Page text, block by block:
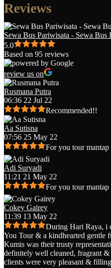
Reviews
Sewa Bus Pariwisata - Sewa
5.0
Based on 95 reviews
review us on
Rusmana Putra
06:36 22 Jul 22
Recommended!!
Aa Sutisna
07:56 25 May 22
For you tour
Adi Suryadi
11:21 21 May 22
For you tour
Cokey Gairey
11:39 13 May 22
During Hari Raya, i
You Tour & a kindhearted gentle
Kumis was their trusty
definitely well cleaned, fragrant
clients were very pleasant &